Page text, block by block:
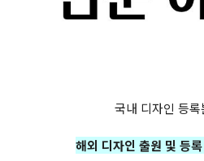
국내 디자인 등
해외 디자인 출원 및 등